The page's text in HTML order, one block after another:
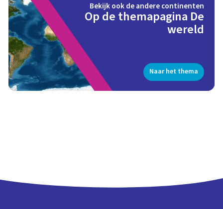
Bekijk ook de andere continenten
Op de themapagina De
wereld
Naar het thema